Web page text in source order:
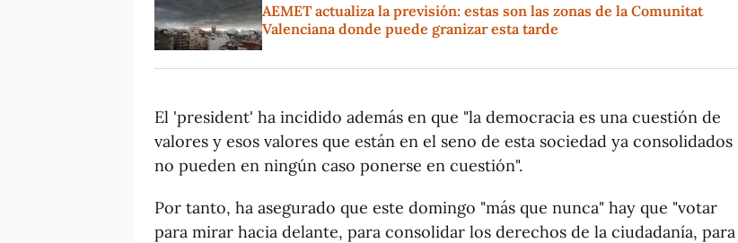
AEMET actualiza la previsión: estas son las zonas de la Comunitat
Valenciana donde puede granizar esta tarde
El 'president' ha incidido además en que "la democracia es una cuestión de
valores y esos valores que están en el seno de esta sociedad ya consolidados
no pueden en ningún caso ponerse en cuestión".
Por tanto, ha asegurado que este domingo "más que nunca" hay que "votar
para mirar hacia delante, para consolidar los derechos de la ciudadanía, para